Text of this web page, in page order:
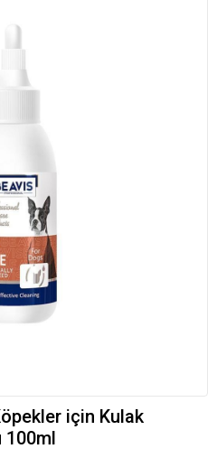
için Kulak
100ml